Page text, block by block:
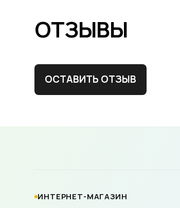
ОТЗЫВЫ
ОСТАВИТЬ ОТЗЫВ
ИНТЕРНЕТ-МАГАЗИН